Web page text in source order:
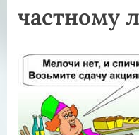
частному